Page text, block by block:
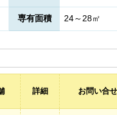
専有面積 24～28㎡
詳細 お問い合せ